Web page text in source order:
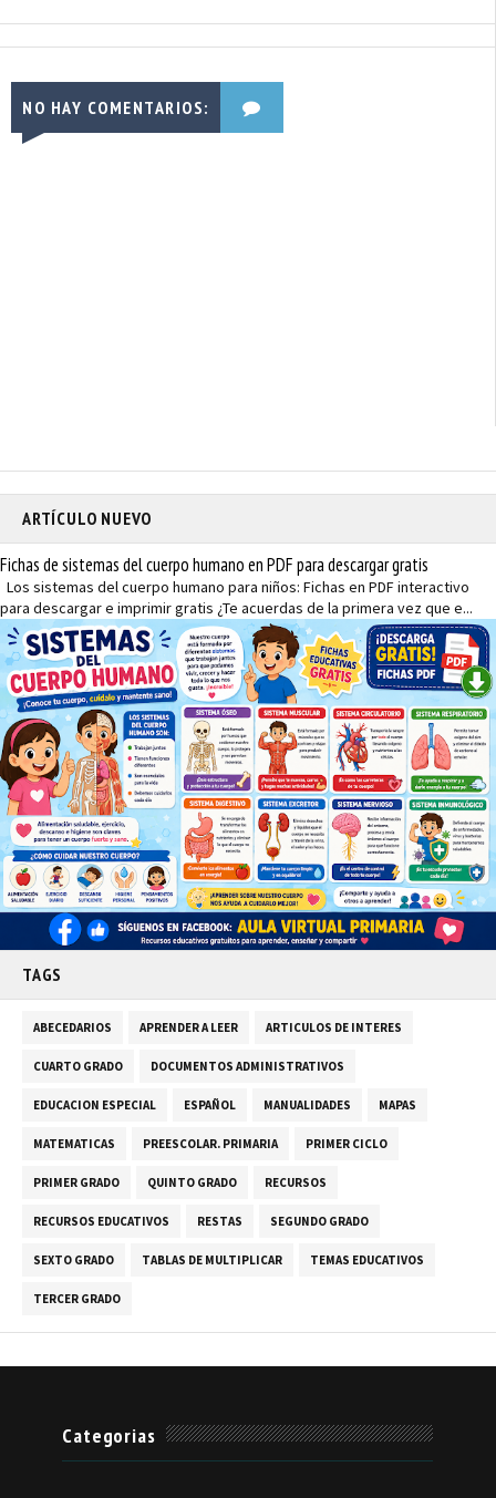
NO HAY COMENTARIOS:
ARTÍCULO NUEVO
Fichas de sistemas del cuerpo humano en PDF para descargar gratis
Los sistemas del cuerpo humano para niños: Fichas en PDF interactivo
para descargar e imprimir gratis ¿Te acuerdas de la primera vez que e...
TAGS
ABECEDARIOS APRENDER A LEER ARTICULOS DE INTERES
CUARTO GRADO DOCUMENTOS ADMINISTRATIVOS
EDUCACION ESPECIAL ESPAÑOL MANUALIDADES MAPAS
MATEMATICAS PREESCOLAR. PRIMARIA PRIMER CICLO
PRIMER GRADO QUINTO GRADO RECURSOS
RECURSOS EDUCATIVOS RESTAS SEGUNDO GRADO
SEXTO GRADO TABLAS DE MULTIPLICAR TEMAS EDUCATIVOS
TERCER GRADO
Categorias